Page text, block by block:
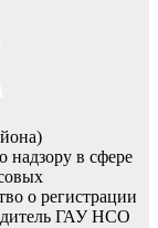
надзору в сфере
о регистрации
ГАУ НСО